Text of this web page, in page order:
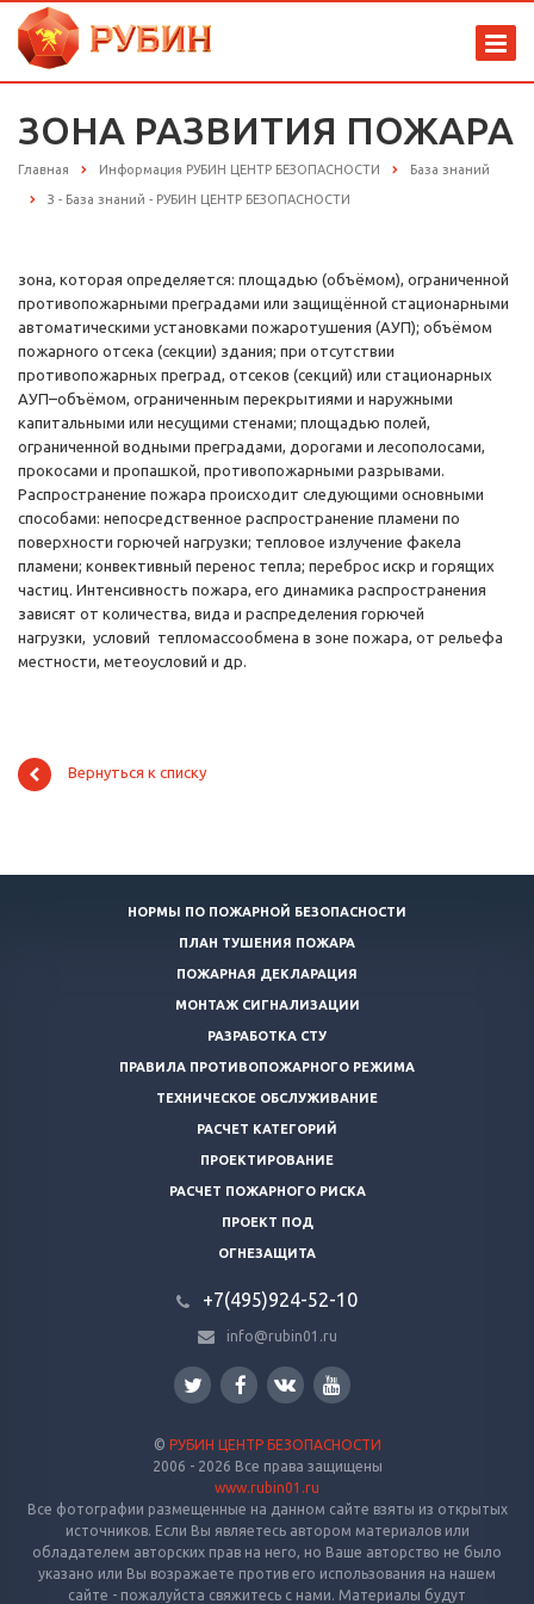
ЗОНА РАЗВИТИЯ ПОЖАРА
Главная Информация РУБИН ЦЕНТР БЕЗОПАСНОСТИ База знаний
З - База знаний - РУБИН ЦЕНТР БЕЗОПАСНОСТИ
зона, которая определяется: площадью (объёмом), ограниченной
противопожарными преградами или защищённой стационарными
автоматическими установками пожаротушения (АУП); объёмом
пожарного отсека (секции) здания; при отсутствии
противопожарных преград, отсеков (секций) или стационарных
АУП–объёмом, ограниченным перекрытиями и наружными
капитальными или несущими стенами; площадью полей,
ограниченной водными преградами, дорогами и лесополосами,
прокосами и пропашкой, противопожарными разрывами.
Распространение пожара происходит следующими основными
способами: непосредственное распространение пламени по
поверхности горючей нагрузки; тепловое излучение факела
пламени; конвективный перенос тепла; переброс искр и горящих
частиц. Интенсивность пожара, его динамика распространения
зависят от количества, вида и распределения горючей
нагрузки, условий тепломассообмена в зоне пожара, от рельефа
местности, метеоусловий и др.
Вернуться к списку
НОРМЫ ПО ПОЖАРНОЙ БЕЗОПАСНОСТИ
ПЛАН ТУШЕНИЯ ПОЖАРА
ПОЖАРНАЯ ДЕКЛАРАЦИЯ
МОНТАЖ СИГНАЛИЗАЦИИ
РАЗРАБОТКА СТУ
ПРАВИЛА ПРОТИВОПОЖАРНОГО РЕЖИМА
ТЕХНИЧЕСКОЕ ОБСЛУЖИВАНИЕ
РАСЧЕТ КАТЕГОРИЙ
ПРОЕКТИРОВАНИЕ
РАСЧЕТ ПОЖАРНОГО РИСКА
ПРОЕКТ ПОД
ОГНЕЗАЩИТА
+7(495)924-52-10
info@rubin01.ru
© РУБИН ЦЕНТР БЕЗОПАСНОСТИ
2006 - 2026 Все права защищены
www.rubin01.ru
Все фотографии размещенные на данном сайте взяты из открытых
источников. Если Вы являетесь автором материалов или
обладателем авторских прав на него, но Ваше авторство не было
указано или Вы возражаете против его использования на нашем
сайте - пожалуйста свяжитесь с нами. Материалы будут